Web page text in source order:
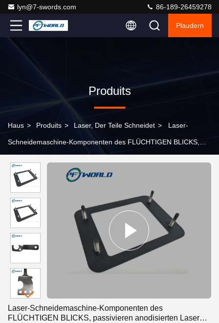
lyn@7-swords.com 86-189-26459278
Plaudern
Produits
Haus > Produits > Laser, Der Teile Schneidet > Laser-
Schneidemaschine-Komponenten des FLÜCHTIGEN BLICKS,
Laser-Schneidemaschine-Komponenten des
FLÜCHTIGEN BLICKS, passivieren anodisierten Laser